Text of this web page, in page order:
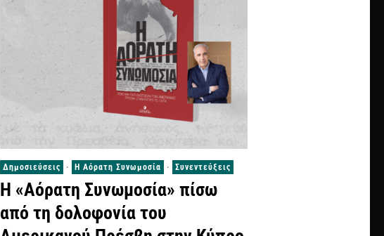
Δημοσιεύσεις · Η Αόρατη Συνωμοσία · Συνεντεύξεις
Η «Αόρατη Συνωμοσία» πίσω
από τη δολοφονία του